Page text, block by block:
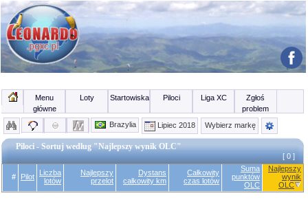
Menu
główne
Loty Startowiska Piloci Liga XC
Zgłoś
problem
Brazylia
Lipiec 2018 Wybierz markę
Piloci - Sortuj według "Najlepszy wynik OLC"
[ 0 ]
# Pilot
Liczba
lotów
Najlepszy
przelot
Dystans
całkowity km
Całkowity
czas lotów
Suma
punktów
OLC
Najlepszy
wynik
OLC